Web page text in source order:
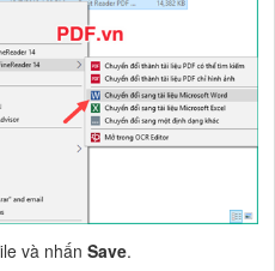
và nhấnSave.